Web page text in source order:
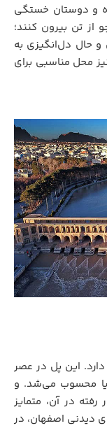
و دوستان خستگی
از تن بیرون کنند؛
و حال دل‌انگیزی به
محل مناسبی برای
این پل در عصر
محسوب می‌شد. و
در آن، متمایز
دیدنی اصفهان، در